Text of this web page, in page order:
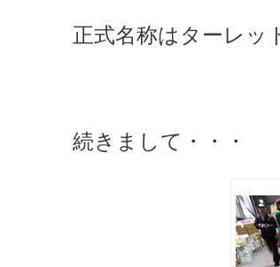
正式名称はターレッ
続きまして・・・